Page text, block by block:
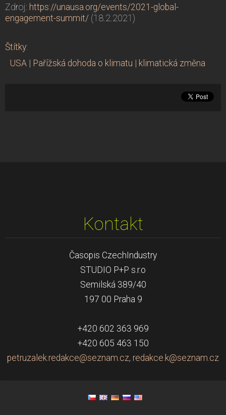
Zdroj: https://unausa.org/events/2021-global-
engagement-summit/ (18.2.2021)
Štítky:
USA | Pařížská dohoda o klimatu | klimatická změna
Kontakt
Časopis CzechIndustry
STUDIO P+P s.r.o
Semilská 389/40
197 00 Praha 9
+420 602 363 969
+420 605 463 150
petruzalek.redakce@seznam.cz, redakce.k@seznam.cz